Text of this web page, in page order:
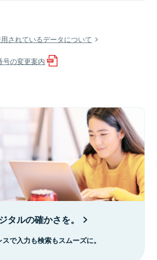
されているデータについて
の変更案内
タルの確かさを。
で入力も検索もスムーズに。